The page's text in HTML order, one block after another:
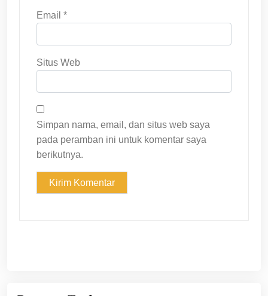
Email *
Situs Web
Simpan nama, email, dan situs web saya
pada peramban ini untuk komentar saya
berikutnya.